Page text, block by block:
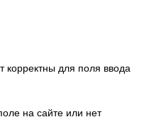
корректны для поля ввода
на сайте или нет